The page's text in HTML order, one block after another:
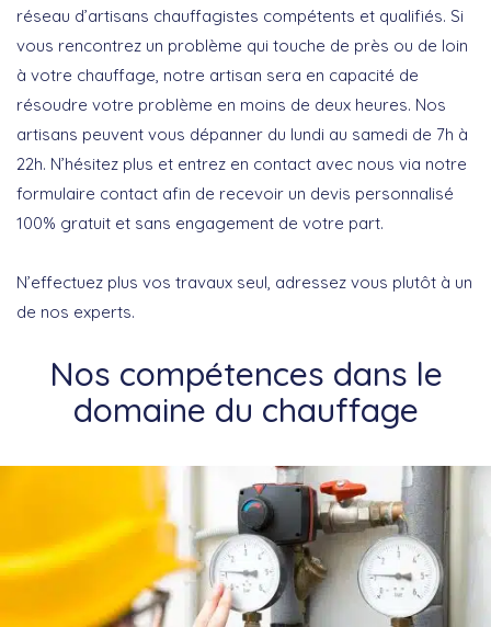
réseau d’artisans chauffagistes compétents et qualifiés. Si
vous rencontrez un problème qui touche de près ou de loin
à votre chauffage, notre artisan sera en capacité de
résoudre votre problème en moins de deux heures. Nos
artisans peuvent vous dépanner du lundi au samedi de 7h à
22h. N’hésitez plus et entrez en contact avec nous via notre
formulaire contact afin de recevoir un devis personnalisé
100% gratuit et sans engagement de votre part.
N’effectuez plus vos travaux seul, adressez vous plutôt à un
de nos experts.
Nos compétences dans le
domaine du chauffage